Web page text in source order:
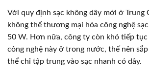
Với quy định sạc không dây mới ở Trung
không thể thương mại hóa công nghệ
50 W. Hơn nữa, công ty còn khó tiếp
công nghệ này ở trong nước, thế nên
thể chỉ tập trung vào sạc nhanh có dây.